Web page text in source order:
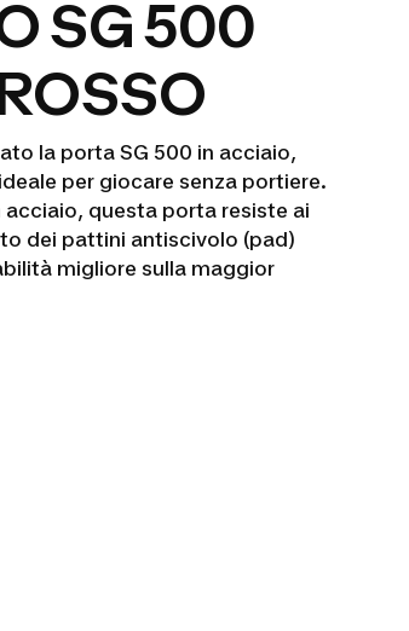
SG 500
la porta SG 500 in acciaio,
per giocare senza portiere.
questa porta resiste ai
dei pattini antiscivolo (pad)
migliore sulla maggior